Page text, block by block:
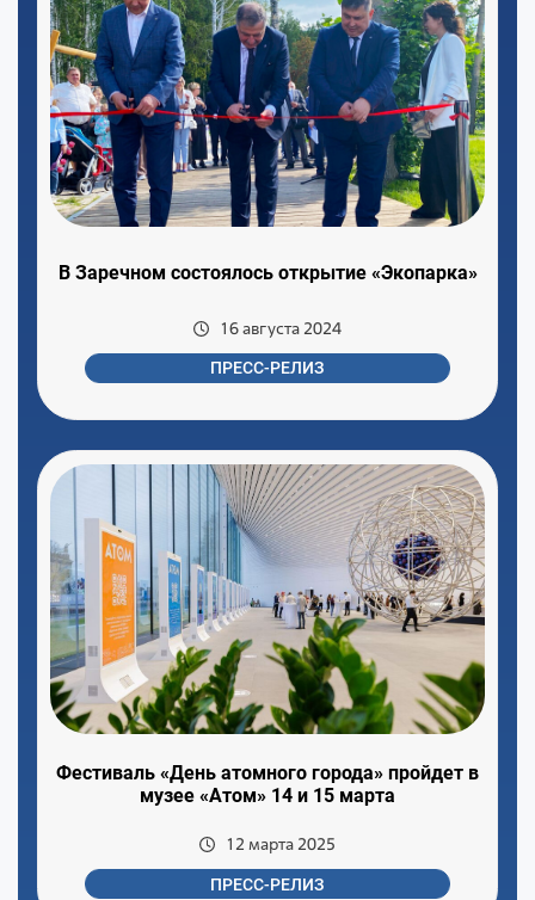
В Заречном состоялось открытие «Экопарка»
16 августа 2024
ПРЕСС-РЕЛИЗ
Фестиваль «День атомного города» пройдет в
музее «Атом» 14 и 15 марта
12 марта 2025
ПРЕСС-РЕЛИЗ